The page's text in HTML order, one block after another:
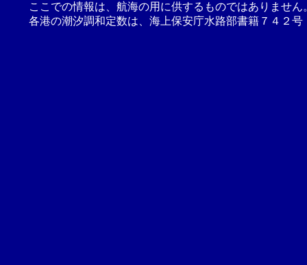
ここでの情報は、航海の用に供するものではありませ
各港の潮汐調和定数は、海上保安庁水路部書籍７４２